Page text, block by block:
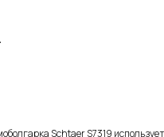
Schtaer S7319